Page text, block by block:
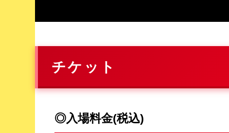
チケット
◎入場料金(税込)